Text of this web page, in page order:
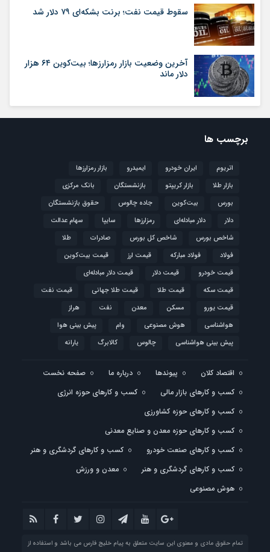
سقوط قیمت نفت؛ برنت بشکه‌ای ۷۹ دلار شد
آخرین وضعیت بازار رمزارزها؛ بیت‌کوین ۶۴ هزار
دلار ماند
برچسب ها
اتریوم ایران خودرو ایمیدرو
بازار رمزارزها
بازار طلا
بازار کریپتو بازنشستگان
بانک مرکزی
بورس
بیت‌کوین جاده چالوس
حقوق بازنشستگان
دلار
دلار مبادله‌ای رمزارزها سایپا
سهام عدالت
شاخص بورس
شاخص کل بورس صادرات
طلا
فولاد
فولاد مبارکه قیمت ارز
قیمت بیت‌کوین
قیمت خودرو
قیمت دلار
قیمت دلار مبادله‌ای
قیمت سکه
قیمت طلا قیمت طلا جهانی
قیمت نفت
قیمت یورو
مسکن معدن نفت
هراز
هواشناسی
هوش مصنوعی وام
پیش بینی هوا
پیش بینی هواشناسی
چالوس کالابرگ یارانه
اقتصاد کلان پیوندها درباره ما
صفحه نخست
کسب و کارهای بازار مالی
کسب و کارهای حوزه انرژی
کسب و کارهای حوزه کشاورزی
کسب و کارهای حوزه معدن و صنایع معدنی
کسب و کارهای صنعت خودرو
کسب و کارهای گردشگری و هنر
کسب و کارهای گردشگری و هنر
معدن و ورزش
هوش مصنوعی
تمام حقوق مادی و معنوی این سایت متعلق به پیام خلیج فارس می باشد و استفاده از